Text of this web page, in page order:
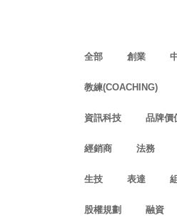
全部 創業
教練(COACHING)
資訊科技 品牌價
經銷商 法務
生技 表達
股權規劃 融資